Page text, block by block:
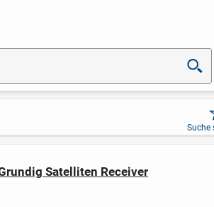
Suche
Satelliten Receiver